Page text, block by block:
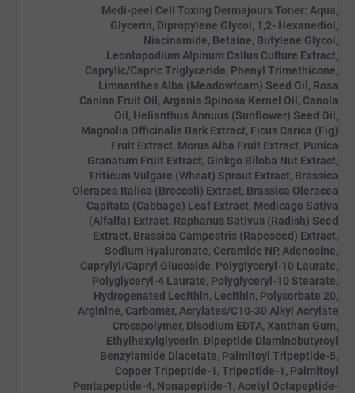
Medi-peel Cell Toxing Dermajours Toner: Aqua,
Glycerin, Dipropylene Glycol, 1,2- Hexanediol,
Niacinamide, Betaine, Butylene Glycol,
Leontopodium Alpinum Callus Culture Extract,
Caprylic/Capric Triglyceride, Phenyl Trimethicone,
Limnanthes Alba (Meadowfoam) Seed Oil, Rosa
Canina Fruit Oil, Argania Spinosa Kernel Oil, Canola
Oil, Helianthus Annuus (Sunflower) Seed Oil,
Magnolia Officinalis Bark Extract, Ficus Carica (Fig)
Fruit Extract, Morus Alba Fruit Extract, Punica
Granatum Fruit Extract, Ginkgo Biloba Nut Extract,
Triticum Vulgare (Wheat) Sprout Extract, Brassica
Oleracea Italica (Broccoli) Extract, Brassica Oleracea
Capitata (Cabbage) Leaf Extract, Medicago Sativa
(Alfalfa) Extract, Raphanus Sativus (Radish) Seed
Extract, Brassica Campestris (Rapeseed) Extract,
Sodium Hyaluronate, Ceramide NP, Adenosine,
Caprylyl/Capryl Glucoside, Polyglyceryl-10 Laurate,
Polyglyceryl-4 Laurate, Polyglyceryl-10 Stearate,
Hydrogenated Lecithin, Lecithin, Polysorbate 20,
Arginine, Carbomer, Acrylates/C10-30 Alkyl Acrylate
Crosspolymer, Disodium EDTA, Xanthan Gum,
Ethylhexylglycerin, Dipeptide Diaminobutyroyl
Benzylamide Diacetate, Palmitoyl Tripeptide-5,
Copper Tripeptide-1, Tripeptide-1, Palmitoyl
Pentapeptide-4, Nonapeptide-1, Acetyl Octapeptide-